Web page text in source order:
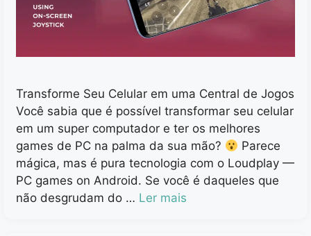
Transforme Seu Celular em uma Central de Jogos
Você sabia que é possível transformar seu celular
em um super computador e ter os melhores
games de PC na palma da sua mão?
Parece
mágica, mas é pura tecnologia com o Loudplay —
PC games on Android. Se você é daqueles que
não desgrudam do … Ler mais